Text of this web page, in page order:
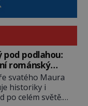
podlahou:
románský
do zapadlého
svatého Maura
historiky i
po celém světě.